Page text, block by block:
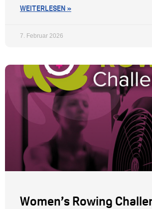
WEITERLESEN »
7. Februar 2026
Women’s Rowing